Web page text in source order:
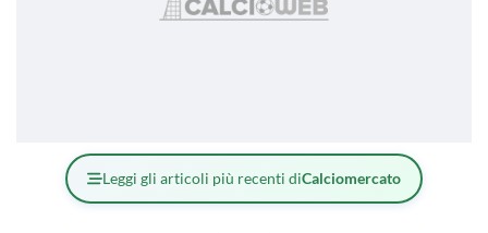
Leggi gli articoli più recenti diCalciomercato